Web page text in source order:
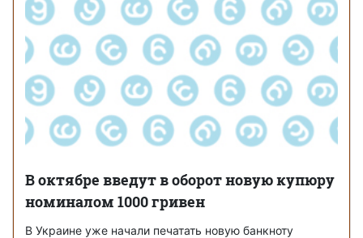
В октябре введут в оборот новую купюру
номиналом 1000 гривен
В Украине уже начали печатать новую банкноту